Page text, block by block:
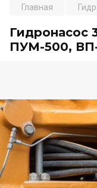
Главная
Гидронасос
ПУМ-500,